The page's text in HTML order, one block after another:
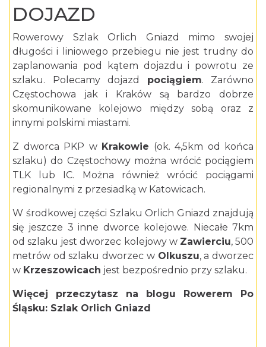
DOJAZD
Rowerowy Szlak Orlich Gniazd mimo swojej
długości i liniowego przebiegu nie jest trudny do
zaplanowania pod kątem dojazdu i powrotu ze
szlaku. Polecamy dojazd pociągiem. Zarówno
Częstochowa jak i Kraków są bardzo dobrze
skomunikowane kolejowo między sobą oraz z
innymi polskimi miastami.
Z dworca PKP w Krakowie (ok. 4,5km od końca
szlaku) do Częstochowy można wrócić pociągiem
TLK lub IC. Można również wrócić pociągami
regionalnymi z przesiadką w Katowicach.
W środkowej części Szlaku Orlich Gniazd znajdują
się jeszcze 3 inne dworce kolejowe. Niecałe 7km
od szlaku jest dworzec kolejowy w Zawierciu, 500
metrów od szlaku dworzec w Olkuszu, a dworzec
w Krzeszowicach jest bezpośrednio przy szlaku.
Więcej przeczytasz na blogu Rowerem Po
Śląsku: Szlak Orlich Gniazd